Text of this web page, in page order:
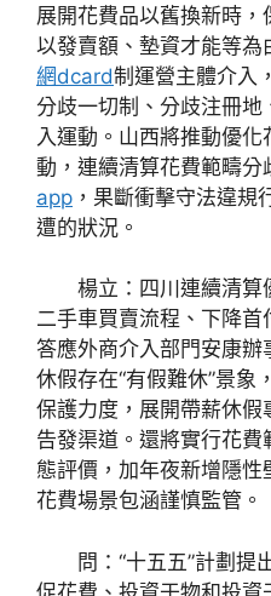
展開花費品以舊換新時，
以發賣額、墊資才能等為
網dcard制運營主體介入
分歧一切制、分歧注冊
入運動。山西將推動優
動，連續清算花費範疇分
app ，果斷衝擊守法違規
遭的狀況。
楊立：四川連續清算
二手車買賣流程、下降
答應外商介入部門安康
休假存在“有假難休”景象
保護力度，展開帶薪休
告發渠道。還將實行花
態評價，加年夜新增隱
花費場景包涵謹慎監管。
問：“十五五”計劃提